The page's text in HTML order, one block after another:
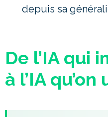
depuis sa
De l’IA qui
à l’IA